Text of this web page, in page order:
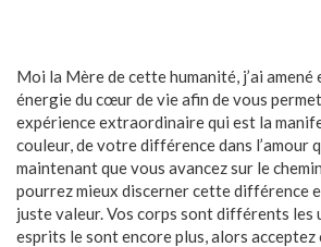
Moi la Mère de cette humanité, j’ai amené
énergie du cœur de vie afin de vous
expérience extraordinaire qui est la
couleur, de votre différence dans l’amour
maintenant que vous avancez sur le
pourrez mieux discerner cette différence
juste valeur. Vos corps sont différents les
esprits le sont encore plus, alors